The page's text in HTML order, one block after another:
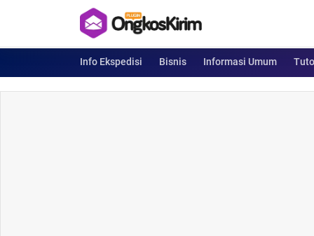
Info Ekspedisi Bisnis Informasi Umum